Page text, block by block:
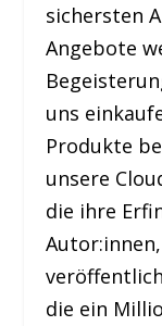
sichersten
Angebote
uns
Produkte
unsere
die ihre
die ein